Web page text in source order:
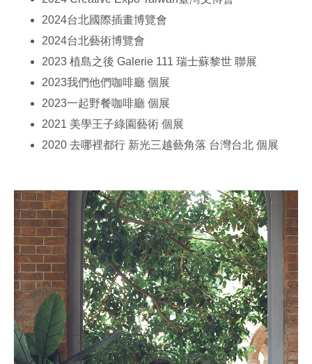
2024台北國際插畫博覽會
2024台北藝術博覽會
2023 植島之後 Galerie 111 瑞士蘇黎世 聯展
2023我們他們咖啡廳 個展
2023一起野餐咖啡廳 個展
2021 美學王子綠園藝術 個展
2020 去哪裡都行 新光三越藝角落 台灣台北 個展